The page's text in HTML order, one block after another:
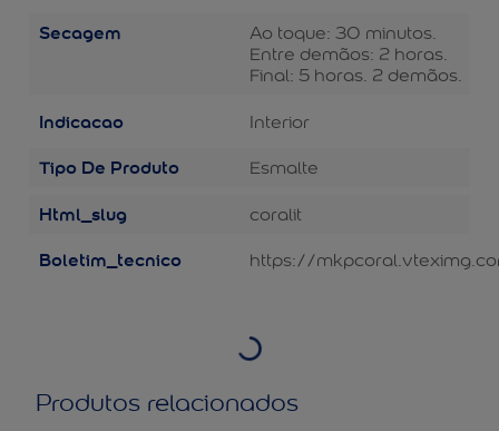
Secagem
Ao toque: 30 minutos.
Entre demãos: 2 horas.
Final: 5 horas. 2 demãos.
Indicacao Interior
Tipo De Produto Esmalte
Html_slug coralit
Boletim_tecnico https://
Produtos relacionados